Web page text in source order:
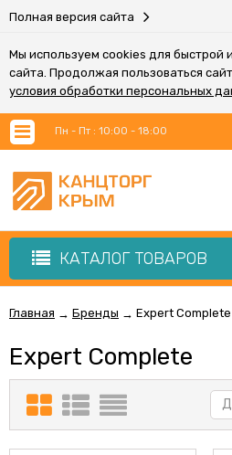
Полная версия сайта
Мы используем cookies для быстрой
сайта. Продолжая пользоваться
условия обработки персональных
Пн - Пт : 10:00 - 18:00
КАТАЛОГ ТОВАРОВ
Главная → Бренды → Expert Complete
Expert Complete